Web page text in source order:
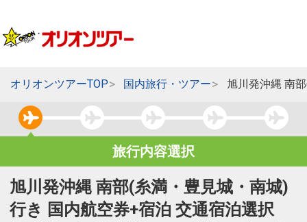
オリオンツアーTOP 国内旅行・ツアー 旭川発沖縄 南
旅行内容選択
旭川発沖縄 南部(糸満・豊見城・南城)
行き 国内航空券+宿泊 交通宿泊選択